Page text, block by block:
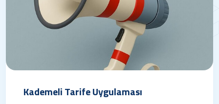
Kademeli Tarife Uygulaması